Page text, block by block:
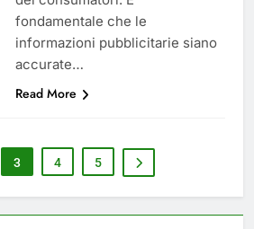
fondamentale che le
informazioni pubblicitarie siano
accurate…
Read More
3 4 5